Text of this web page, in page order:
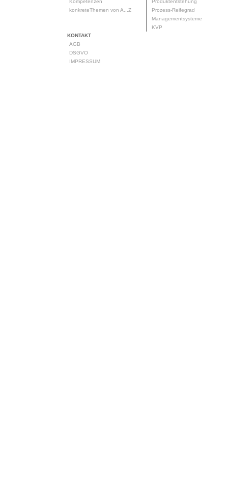
Kompetenzen
konkreteThemen von A...Z
Produktentstehung
Prozess-Reifegrad
Managementsysteme
KVP
KONTAKT
AGB
DSGVO
IMPRESSUM